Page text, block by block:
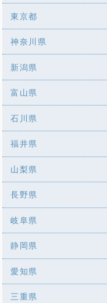
東京都
神奈川県
新潟県
富山県
石川県
福井県
山梨県
長野県
岐阜県
静岡県
愛知県
三重県